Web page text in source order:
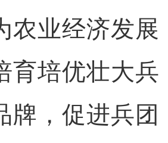
农业经济发展
育培优壮大兵
牌，促进兵团